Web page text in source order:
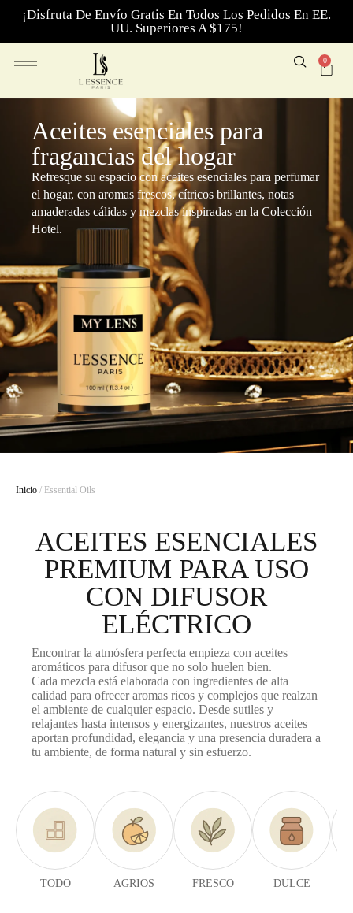
¡Disfruta De Envío Gratis En Todos Los Pedidos En EE.
UU. Superiores A $175!
0
Aceites esenciales para
fragancias del hogar
Refresque su espacio con aceites esenciales para perfumar
el hogar, con aromas frescos, cítricos brillantes, notas
amaderadas cálidas y mezclas inspiradas en la Colección
Hotel.
Inicio / Essential Oils
ACEITES ESENCIALES
PREMIUM PARA USO
CON DIFUSOR
ELÉCTRICO
Encontrar la atmósfera perfecta empieza con aceites
aromáticos para difusor que no solo huelen bien.
Cada mezcla está elaborada con ingredientes de alta
calidad para ofrecer aromas ricos y complejos que realzan
el ambiente de cualquier espacio. Desde sutiles y
relajantes hasta intensos y energizantes, nuestros aceites
aportan profundidad, elegancia y una presencia duradera a
tu ambiente, de forma natural y sin esfuerzo.
TODO AGRIOS FRESCO DULCE